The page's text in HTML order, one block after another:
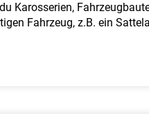
Karosserien,
Fahrzeug, z.B. ein